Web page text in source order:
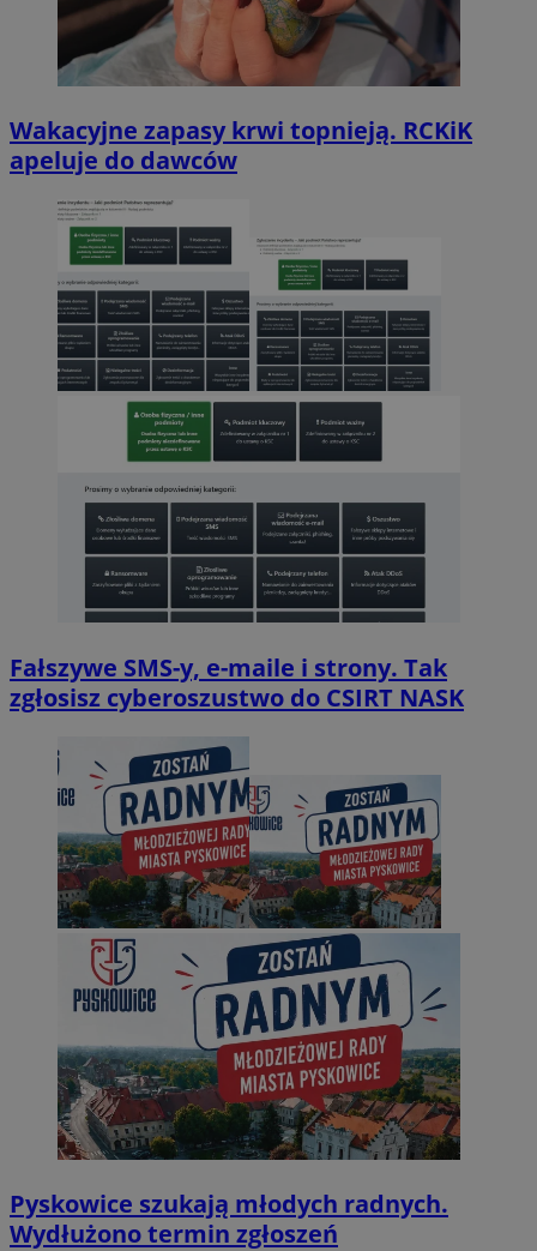
Wakacyjne zapasy krwi topnieją. RCKiK
apeluje do dawców
Fałszywe SMS-y, e-maile i strony. Tak
zgłosisz cyberoszustwo do CSIRT NASK
Pyskowice szukają młodych radnych.
Wydłużono termin zgłoszeń